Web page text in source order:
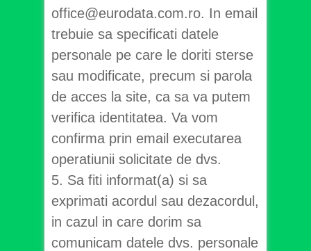
office@eurodata.com.ro. In email
trebuie sa specificati datele
personale pe care le doriti sterse
sau modificate, precum si parola
de acces la site, ca sa va putem
verifica identitatea. Va vom
confirma prin email executarea
operatiunii solicitate de dvs.
5. Sa fiti informat(a) si sa
exprimati acordul sau dezacordul,
in cazul in care dorim sa
comunicam datele dvs. personale